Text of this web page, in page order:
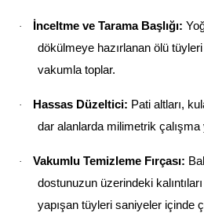
· İnceltme ve Tarama Başlığı:
dökülmeye hazırlanan ölü
vakumla toplar.
· Hassas Düzeltici: Pati altları,
dar alanlarda milimetrik çalışma
· Vakumlu Temizleme Fırçası:
dostunuzun üzerindeki
yapışan tüyleri saniyeler içinde